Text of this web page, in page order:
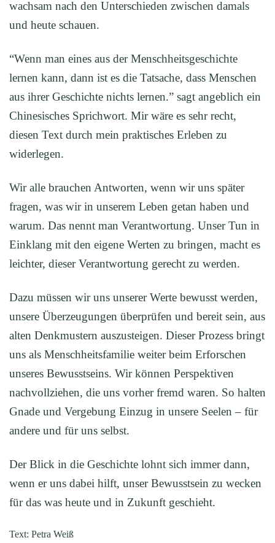
wachsam nach den Unterschieden zwischen damals
und heute schauen.
“Wenn man eines aus der Menschheitsgeschichte
lernen kann, dann ist es die Tatsache, dass Menschen
aus ihrer Geschichte nichts lernen.” sagt angeblich ein
Chinesisches Sprichwort. Mir wäre es sehr recht,
diesen Text durch mein praktisches Erleben zu
widerlegen.
Wir alle brauchen Antworten, wenn wir uns später
fragen, was wir in unserem Leben getan haben und
warum. Das nennt man Verantwortung. Unser Tun in
Einklang mit den eigene Werten zu bringen, macht es
leichter, dieser Verantwortung gerecht zu werden.
Dazu müssen wir uns unserer Werte bewusst werden,
unsere Überzeugungen überprüfen und bereit sein, aus
alten Denkmustern auszusteigen. Dieser Prozess bringt
uns als Menschheitsfamilie weiter beim Erforschen
unseres Bewusstseins. Wir können Perspektiven
nachvollziehen, die uns vorher fremd waren. So halten
Gnade und Vergebung Einzug in unsere Seelen – für
andere und für uns selbst.
Der Blick in die Geschichte lohnt sich immer dann,
wenn er uns dabei hilft, unser Bewusstsein zu wecken
für das was heute und in Zukunft geschieht.
Text: Petra Weiß